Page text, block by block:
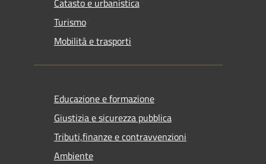
Catasto e urbanistica
Turismo
Mobilità e trasporti
Educazione e formazione
Giustizia e sicurezza pubblica
Tributi,finanze e contravvenzioni
Ambiente